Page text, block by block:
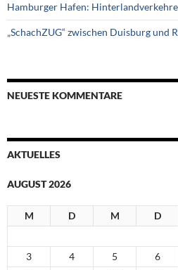
Hamburger Hafen:
„SchachZUG“ zwischen Duisburg und
NEUESTE KOMMENTARE
AKTUELLES
AUGUST 2026
M D M D
3
4 5 6